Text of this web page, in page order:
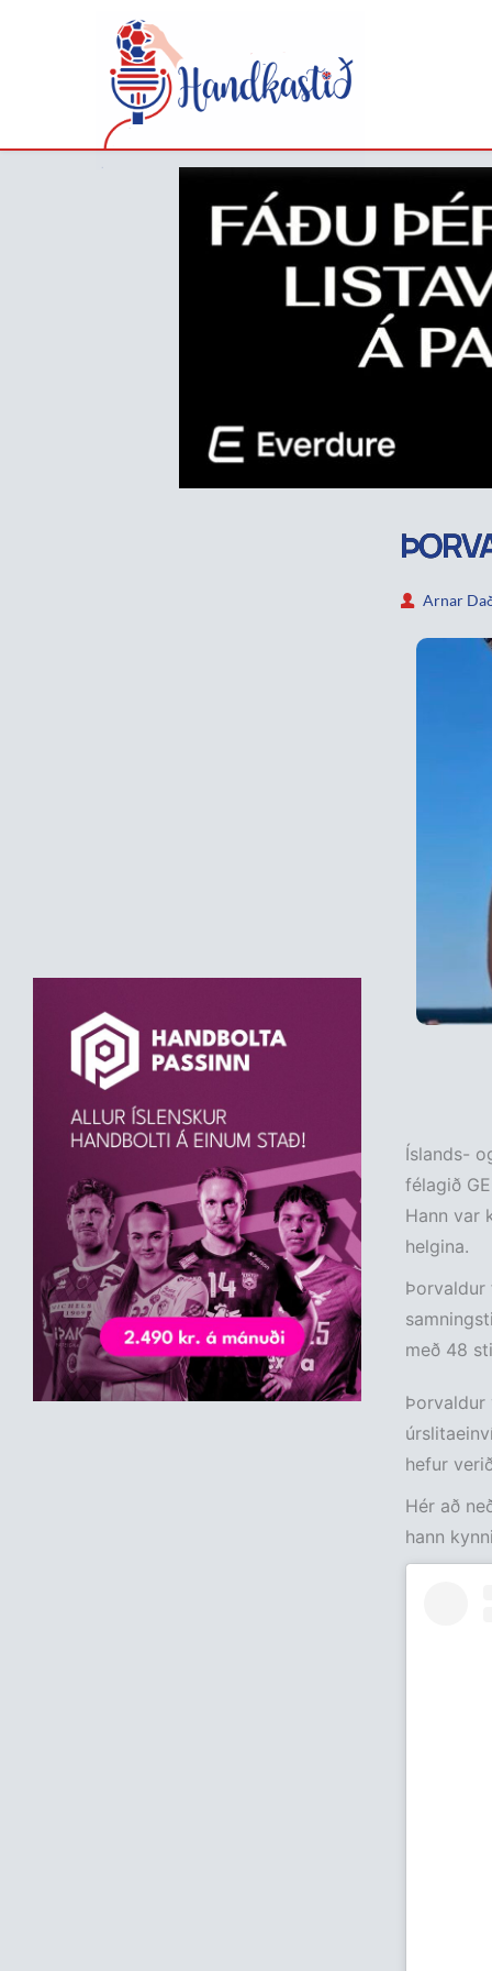
Arnar
Íslands-
félagið
Hann var
helgina.
Þorvaldur
með 48
Þorvaldur
hefur
Hér að
hann